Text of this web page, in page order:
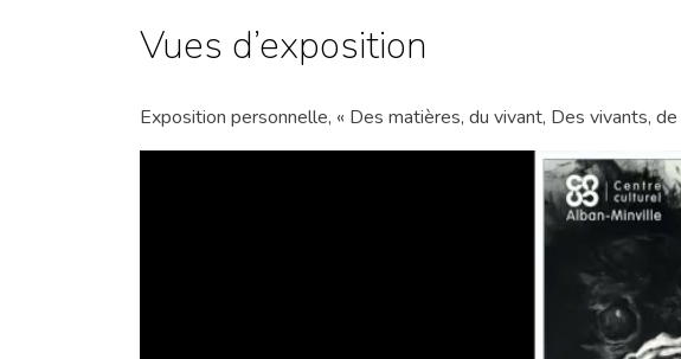
Vues d’exposition
Exposition personnelle, « Des matières, du vivant, Des vivants,